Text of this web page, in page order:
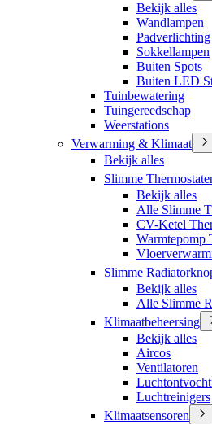
Bekijk alles
Wandlampen
Padverlichting
Sokkellampen
Buiten Spots
Buiten LED
Tuinbewatering
Tuingereedschap
Weerstations
Verwarming & Klimaat
Bekijk alles
Slimme
Bekijk alles
Alle Slimme
CV-Ketel
Warmtepomp
Slimme
Bekijk alles
Alle Slimme
Klimaatbeheersing
Bekijk alles
Aircos
Ventilatoren
Luchtreinigers
Klimaatsensoren